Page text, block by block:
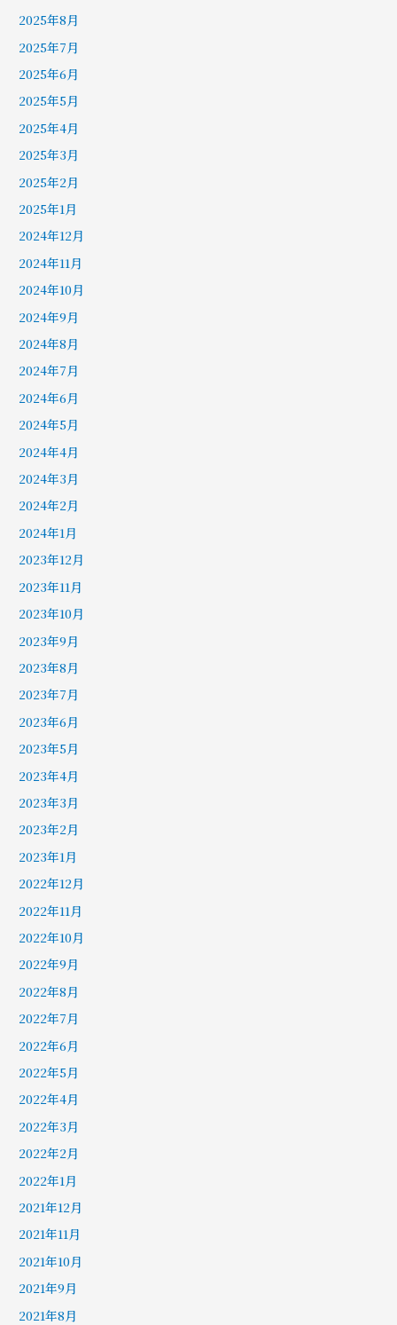
2025年8月
2025年7月
2025年6月
2025年5月
2025年4月
2025年3月
2025年2月
2025年1月
2024年12月
2024年11月
2024年10月
2024年9月
2024年8月
2024年7月
2024年6月
2024年5月
2024年4月
2024年3月
2024年2月
2024年1月
2023年12月
2023年11月
2023年10月
2023年9月
2023年8月
2023年7月
2023年6月
2023年5月
2023年4月
2023年3月
2023年2月
2023年1月
2022年12月
2022年11月
2022年10月
2022年9月
2022年8月
2022年7月
2022年6月
2022年5月
2022年4月
2022年3月
2022年2月
2022年1月
2021年12月
2021年11月
2021年10月
2021年9月
2021年8月